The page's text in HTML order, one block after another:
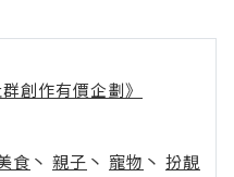
創作有價企劃》
食 丶 親子 丶 寵物 丶 扮靚